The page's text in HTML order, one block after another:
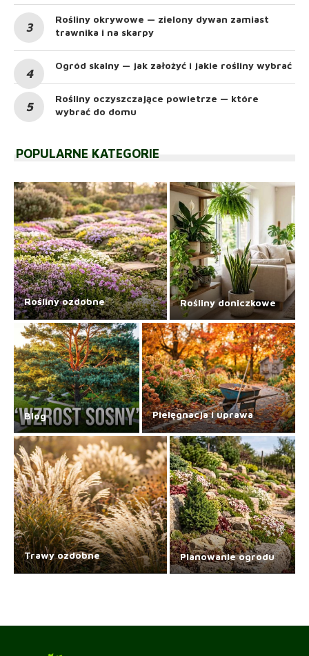
Rośliny okrywowe — zielony dywan zamiast
trawnika i na skarpy
Ogród skalny — jak założyć i jakie rośliny wybrać
Rośliny oczyszczające powietrze — które
wybrać do domu
POPULARNE KATEGORIE
Rośliny ozdobne Rośliny doniczkowe
Blog Pielęgnacja i uprawa
Trawy ozdobne Planowanie ogrodu